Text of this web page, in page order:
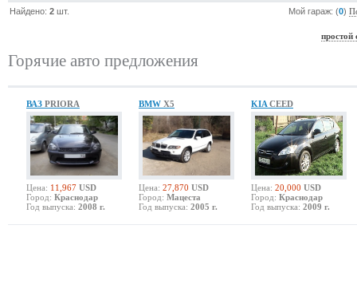
Найдено:2 шт. Мой гараж: (0)
простой
Горячие авто предложения
ВАЗ PRIORA
Цена: 11,967 USD
Город: Краснодар
Год выпуска: 2008 г.
BMW X5
Цена: 27,870 USD
Город: Мацеста
Год выпуска: 2005 г.
KIA CEED
Цена: 20,000 USD
Город: Краснодар
Год выпуска: 2009 г.